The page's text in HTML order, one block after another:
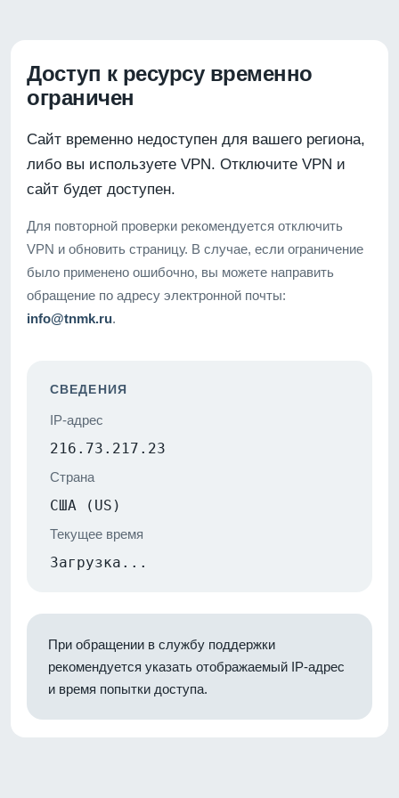
Доступ к ресурсу временно
ограничен
Сайт временно недоступен для вашего региона,
либо вы используете VPN. Отключите VPN и
сайт будет доступен.
Для повторной проверки рекомендуется отключить
VPN и обновить страницу. В случае, если ограничение
было применено ошибочно, вы можете направить
обращение по адресу электронной почты:
info@tnmk.ru.
СВЕДЕНИЯ
IP-адрес
216.73.217.23
Страна
США (US)
Текущее время
Загрузка...
При обращении в службу поддержки
рекомендуется указать отображаемый IP-адрес
и время попытки доступа.